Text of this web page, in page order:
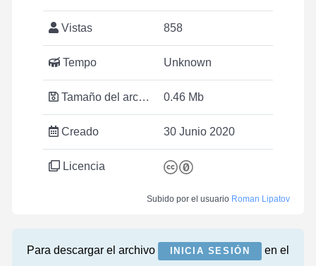
Vistas 858
Tempo Unknown
Tamaño del archivo 0.46 Mb
Creado 30 Junio 2020
Licencia
Subido por el usuario Roman Lipatov
Para descargar el archivo INICIA SESIÓN
en el